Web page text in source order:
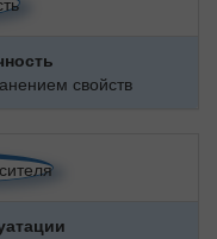
свойств